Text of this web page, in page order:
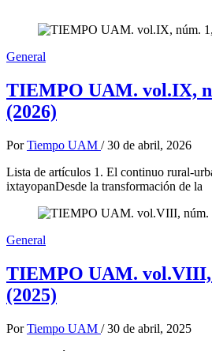
General
TIEMPO UAM. vol.IX,
(2026)
Por Tiempo UAM / 30 de abril, 2026
Lista de artículos 1. El continuo rural-
ixtayopanDesde la transformación de la
General
TIEMPO UAM. vol.VIII,
(2025)
Por Tiempo UAM / 30 de abril, 2025